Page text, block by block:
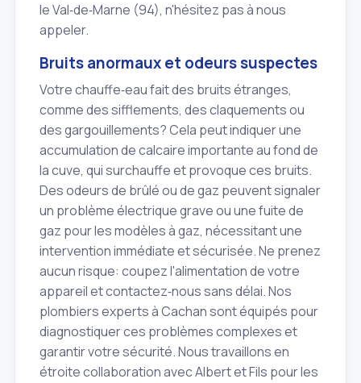
le Val‑de‑Marne (94), n'hésitez pas à nous
appeler.
Bruits anormaux et odeurs suspectes
Votre chauffe‑eau fait des bruits étranges,
comme des sifflements, des claquements ou
des gargouillements? Cela peut indiquer une
accumulation de calcaire importante au fond de
la cuve, qui surchauffe et provoque ces bruits.
Des odeurs de brûlé ou de gaz peuvent signaler
un problème électrique grave ou une fuite de
gaz pour les modèles à gaz, nécessitant une
intervention immédiate et sécurisée. Ne prenez
aucun risque: coupez l'alimentation de votre
appareil et contactez‑nous sans délai. Nos
plombiers experts à Cachan sont équipés pour
diagnostiquer ces problèmes complexes et
garantir votre sécurité. Nous travaillons en
étroite collaboration avec Albert et Fils pour les